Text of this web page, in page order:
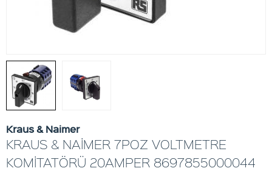
Kraus & Naimer
KRAUS & NAİMER 7POZ VOLTMETRE
KOMİTATÖRÜ 20AMPER 8697855000044